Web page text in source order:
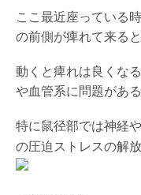
ここ最近座っている
の前側が痺れて来る
動くと痺れは良くな
や血管系に問題があ
特に鼠径部では神経
の圧迫ストレスの解